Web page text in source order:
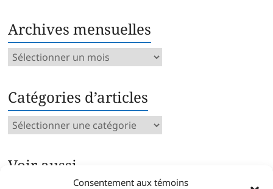
Consentement aux témoins
Archives mensuelles
Archives
Catégories d’articles
Catégories
Voir aussi…